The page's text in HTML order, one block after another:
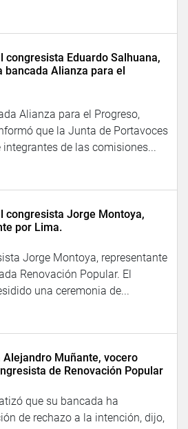
congresista Eduardo Salhuana,
bancada Alianza para el
Alianza para el Progreso,
que la Junta de Portavoces
de las comisiones...
congresista Jorge Montoya,
por Lima.
Jorge Montoya, representante
Renovación Popular. El
una ceremonia de...
Alejandro Muñante, vocero
de Renovación Popular
que su bancada ha
de rechazo a la intención, dijo,